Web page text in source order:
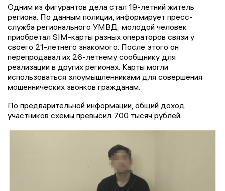
Одним из фигурантов дела стал 19-летний житель
региона. По данным полиции, информирует пресс-
служба регионального УМВД, молодой человек
приобретал SIM-карты разных операторов связи у
своего 21-летнего знакомого. После этого он
перепродавал их 26-летнему сообщнику для
реализации в других регионах. Карты могли
использоваться злоумышленниками для совершения
мошеннических звонков гражданам.
По предварительной информации, общий доход
участников схемы превысил 700 тысяч рублей.